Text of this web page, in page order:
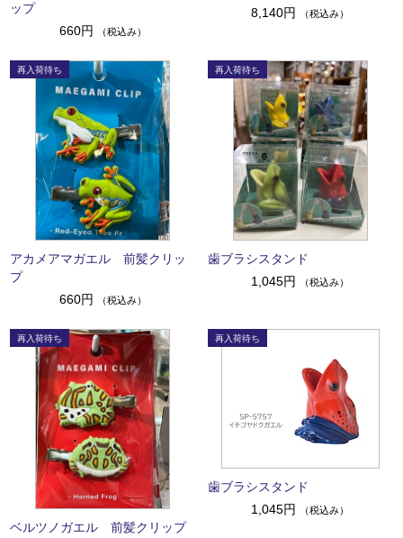
ップ
660円
（税込み）
8,140円
（税込み）
アカメアマガエル 前髪クリッ
プ
660円
（税込み）
歯ブラシスタンド
1,045円
（税込み）
ベルツノガエル 前髪クリップ
歯ブラシスタンド
1,045円
（税込み）